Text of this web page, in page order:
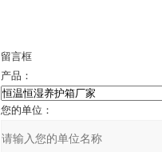
留言框
产品：
您的单位：